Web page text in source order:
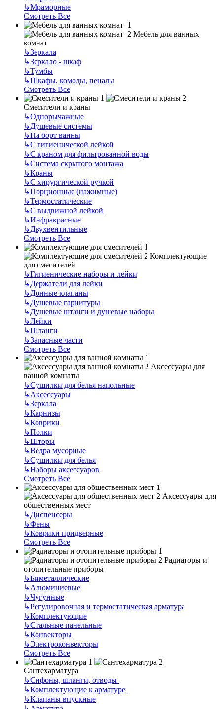
↳Мраморные
Смотреть Все
Мебель для ванных
комнат
↳Зеркала
↳Зеркало - шкаф
↳Тумбы
↳Шкафы, комоды, пеналы
Смотреть Все
Смесители и краны
↳Однорычажные
↳Душевые системы
↳На борт ванны
↳С гигиенической лейкой
↳С краном для фильтрованной воды
↳Система скрытого монтажа
↳Краны
↳С хирургической ручкой
↳Порционные (нажимные)
↳Термостатические
↳С выдвижной лейкой
↳Инфракрасные
↳Двухвентильные
Смотреть Все
Комплектующие
для смесителей
↳Гигиенические наборы и лейки
↳Держатели для лейки
↳Донные клапаны
↳Душевые гарнитуры
↳Душевые штанги и душевые наборы
↳Лейки
↳Шланги
↳Запасные части
Смотреть Все
Аксессуары для
ванной комнаты
↳Сушилки для белья напольные
↳Аксессуары
↳Зеркала
↳Карнизы
↳Коврики
↳Полки
↳Шторы
↳Ведра мусорные
↳Сушилки для белья
↳Наборы аксессуаров
Смотреть Все
Аксессуары для
общественных мест
↳Диспенсеры
↳Фены
↳Коврики придверные
Смотреть Все
Радиаторы и
отопительные приборы
↳Биметаллические
↳Алюминиевые
↳Чугунные
↳Регулировочная и термостатическая арматура
↳Комплектующие
↳Стальные панельные
↳Конвекторы
↳Электроконвекторы
Смотреть Все
Сантехарматура
↳Сифоны, шланги, отводы
↳Комплектующие к арматуре
↳Клапаны впускные